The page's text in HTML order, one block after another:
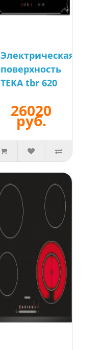
Электрическая
поверхность
TEKA tbr 620
26020
руб.